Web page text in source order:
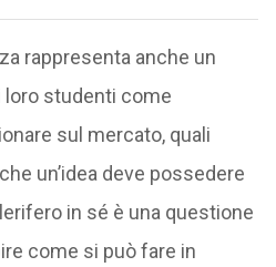
rappresenta anche un
loro studenti come
sul mercato, quali
un’idea deve possedere
in sé è una questione
come si può fare in